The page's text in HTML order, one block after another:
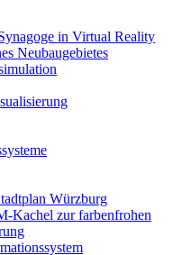
in Virtual Reality
Neubaugebietes
Würzburg
Kachel zur farbenfrohen